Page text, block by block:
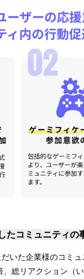
たコミュニティの
いた企業様のコミ
総リアクション（